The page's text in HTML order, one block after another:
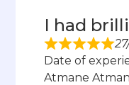
I had
Date of
Atmane